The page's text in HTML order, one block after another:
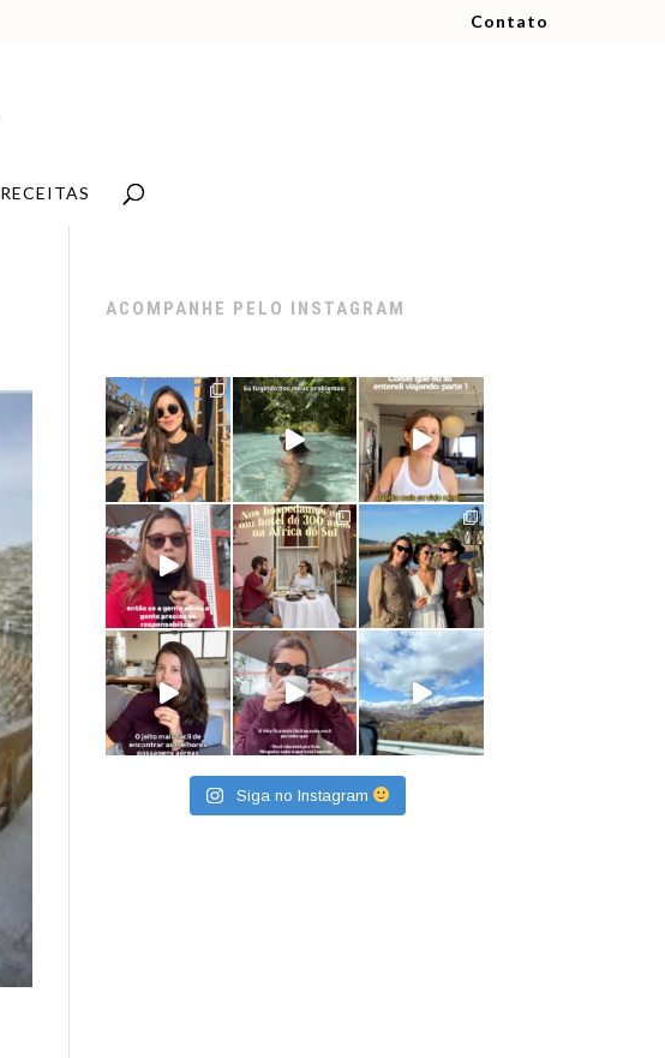
Contato
RECEITAS
ACOMPANHE PELO INSTAGRAM
Siga no Instagram